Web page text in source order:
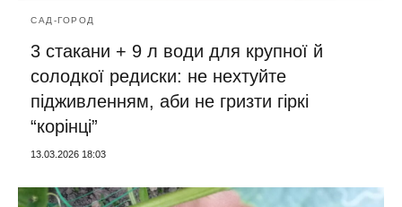
САД-ГОРОД
3 стакани + 9 л води для крупної й
солодкої редиски: не нехтуйте
підживленням, аби не гризти гіркі
“корінці”
13.03.2026 18:03